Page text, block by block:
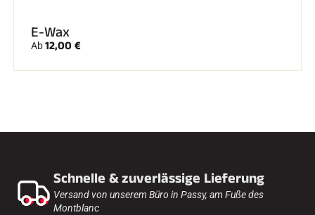
E-Wax
Ab12,00 €
Schnelle & zuverlässige Lieferung
Versand von unserem Büro in Passy, am Fuße des
Montblanc